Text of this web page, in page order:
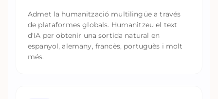
Admet la humanització multilingüe a través
de plataformes globals. Humanitzeu el text
d'IA per obtenir una sortida natural en
espanyol, alemany, francès, portuguès i molt
més.